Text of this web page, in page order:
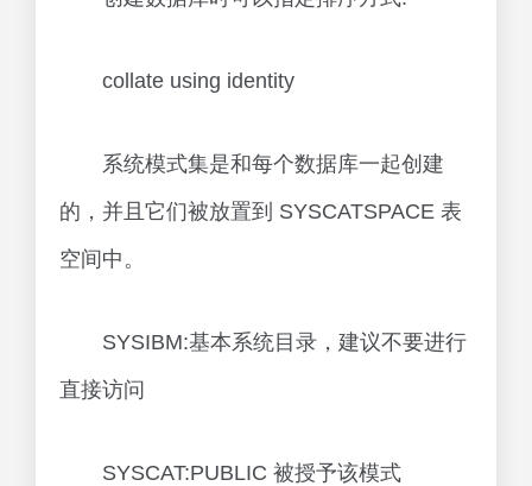
collate using identity
系统模式集是和每个数据库一起创建
的，并且它们被放置到 SYSCATSPACE 表
空间中。
SYSIBM:基本系统目录，建议不要进行
直接访问
SYSCAT:PUBLIC 被授予该模式